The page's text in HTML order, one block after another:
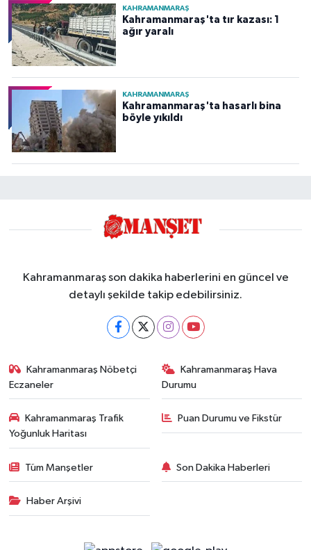
KAHRAMANMARAŞ
Kahramanmaraş'ta tır kazası: 1
ağır yaralı
KAHRAMANMARAŞ
Kahramanmaraş'ta hasarlı bina
böyle yıkıldı
Kahramanmaraş son dakika haberlerini en güncel ve
detaylı şekilde takip edebilirsiniz.
Kahramanmaraş Nöbetçi
Eczaneler
Kahramanmaraş Hava
Durumu
Kahramanmaraş Trafik
Yoğunluk Haritası
Puan Durumu ve Fikstür
Tüm Manşetler Son Dakika Haberleri
Haber Arşivi